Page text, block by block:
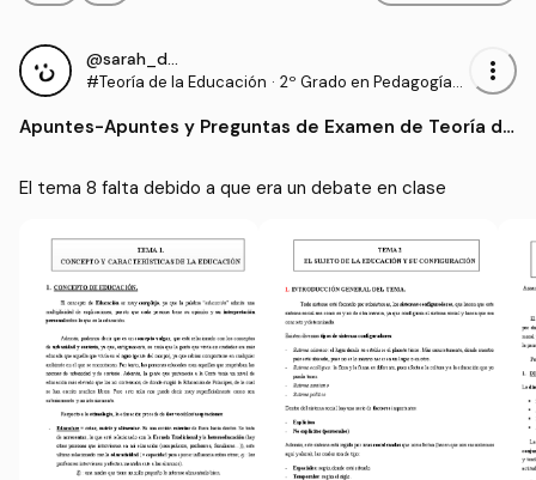
@sarah_dauber
#Teoría de la Educación · 2º Grado en Pedagogía
more_vert
Apuntes-Apuntes y Preguntas de Examen de Teoría de
El tema 8 falta debido a que era un debate en clase